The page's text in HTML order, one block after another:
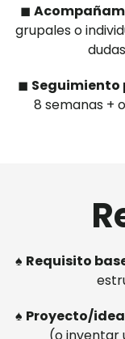
◼︎
grupales o
◼︎ Seguimiento
8 semanas +
︎♠︎ Requisito
︎♠︎ Proyecto/
(o inventar